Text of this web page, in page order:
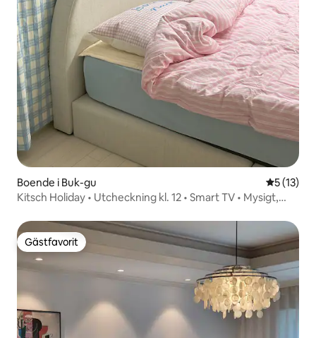
Boende i Buk-gu 5 av 5 i
5 (13)
Kitsch Holiday • Utcheckning kl. 12 • Smart TV • Mysigt,
Gästfavorit
Gästfavorit